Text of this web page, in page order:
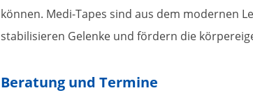
können. Medi-Tapes sind aus dem modernen
stabilisieren Gelenke und fördern die
Beratung und Termine